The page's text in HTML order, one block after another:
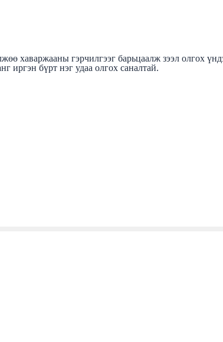
хаваржааны гэрчилгээг барьцаалж зээл олгох
иргэн бүрт нэг удаа олгох саналтай.